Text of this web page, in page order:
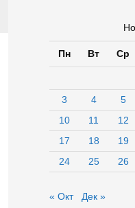
Пн Вт Ср
3
4 5
10
11 12
17
18 19
24
25 26
« Окт Дек »